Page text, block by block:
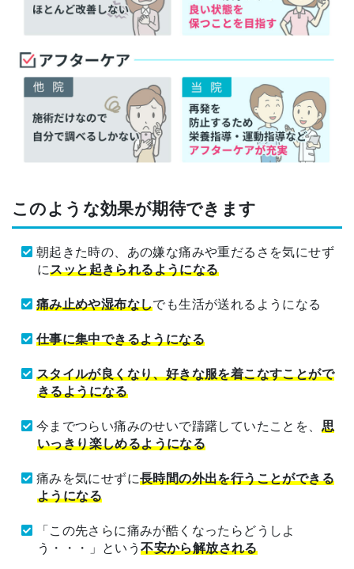
このような効果が期待できます
朝起きた時の、あの嫌な痛みや重だるさを気にせず
にスッと起きられるようになる
痛み止めや湿布なしでも生活が送れるようになる
仕事に集中できるようになる
スタイルが良くなり、好きな服を着こなすことがで
きるようになる
今までつらい痛みのせいで躊躇していたことを、 思
いっきり楽しめるようになる
痛みを気にせずに長時間の外出を行うことができる
ようになる
「この先さらに痛みが酷くなったらどうしよ
う・・・」という不安から解放される